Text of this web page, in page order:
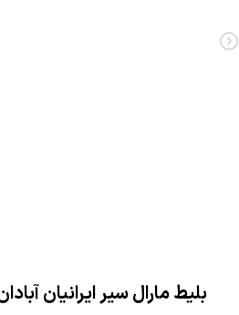
بلیط مارال سیر ایرانیان آبادان